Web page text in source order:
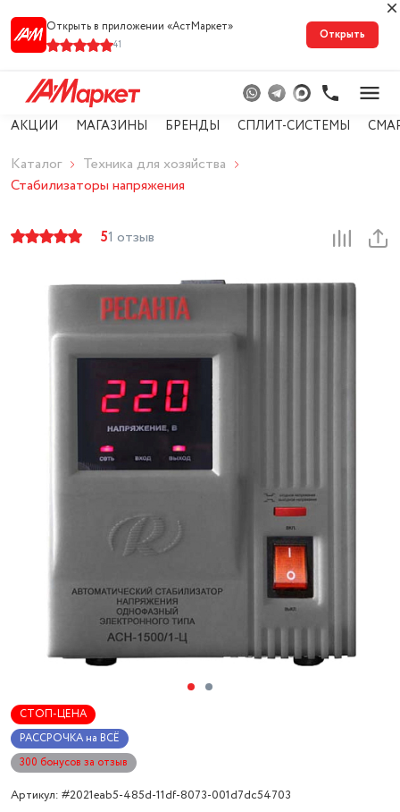
Открыть в приложении «АстМарке‪т‬»
41
Открыть
АКЦИИ МАГАЗИНЫ БРЕНДЫ СПЛИТ-СИСТЕМЫ
Каталог
Техника для хозяйства
Стабилизаторы напряжения
51 отзыв
СТОП-ЦЕНА
РАССРОЧКА на ВСЁ
300 бонусов за отзыв
Артикул: #2021eab5-485d-11df-8073-001d7dc54703